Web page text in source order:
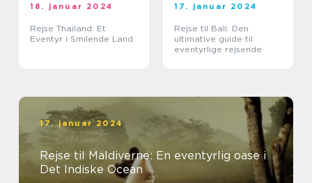
18. januar 2024
Rejse Thailand: Et
Eventyr i Smilende Land
17. januar 2024
Rejse til Bali: Den
ultimative guide til
eventyrlige rejsende
17. januar 2024
Rejse til Maldiverne: En eventyrlig oase i
Det Indiske Ocean